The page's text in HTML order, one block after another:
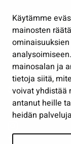
Käytämme
mainosten
mainosalan ja
tietoja siitä,
voivat yhdistää
antanut heille
heidän
Työ ja
Osallistu ja asioi
Näytä omat
Seuraa meitä